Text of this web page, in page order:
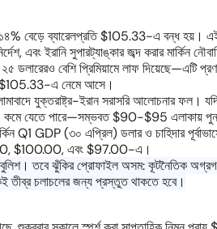
বেড়ে ব্যারেলপ্রতি $105.33-এ বন্ধ হয়। এই
ইরানি সুপারট্যাঙ্কার জব্দ করার মার্কিন
বেশি প্রিমিয়ামে লাফ দিয়েছে—এটি
এ নেমে আসে।
যুক্তরাষ্ট্র-ইরান সরাসরি আলোচনার ফল।
যেতে পারে—সম্ভবত $90-$95 এলাকায়
Q1 GDP (৩০ এপ্রিল) ডলার ও চাহিদার
$100.00, এবং $97.00-এ।
তবে ঝুঁকির প্রোফাইল অসম: কূটনৈতিক
তীব্র চলাচলের জন্য প্রস্তুত থাকতে হবে।